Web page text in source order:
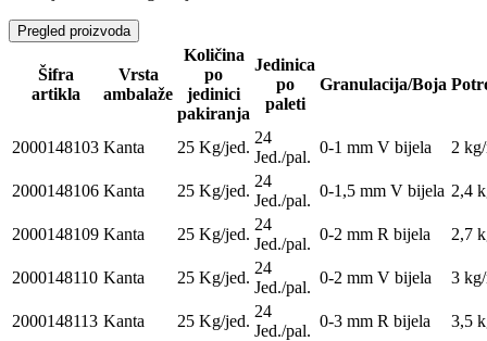
Pregled proizvoda
Šifra
artikla
Vrsta
ambalaže
Količina
po
jedinici
pakiranja
Jedinica
po
paleti
Granulacija/Boja
2000148103 Kanta 25 Kg/jed.
24
Jed./pal.
0-1 mm V bijela 2 kg/
2000148106 Kanta 25 Kg/jed.
24
Jed./pal.
0-1,5 mm V bijela 2,4
2000148109 Kanta 25 Kg/jed.
24
Jed./pal.
0-2 mm R bijela 2,7
2000148110 Kanta 25 Kg/jed.
24
Jed./pal.
0-2 mm V bijela 3 kg/
2000148113 Kanta 25 Kg/jed.
24
Jed./pal.
0-3 mm R bijela 3,5